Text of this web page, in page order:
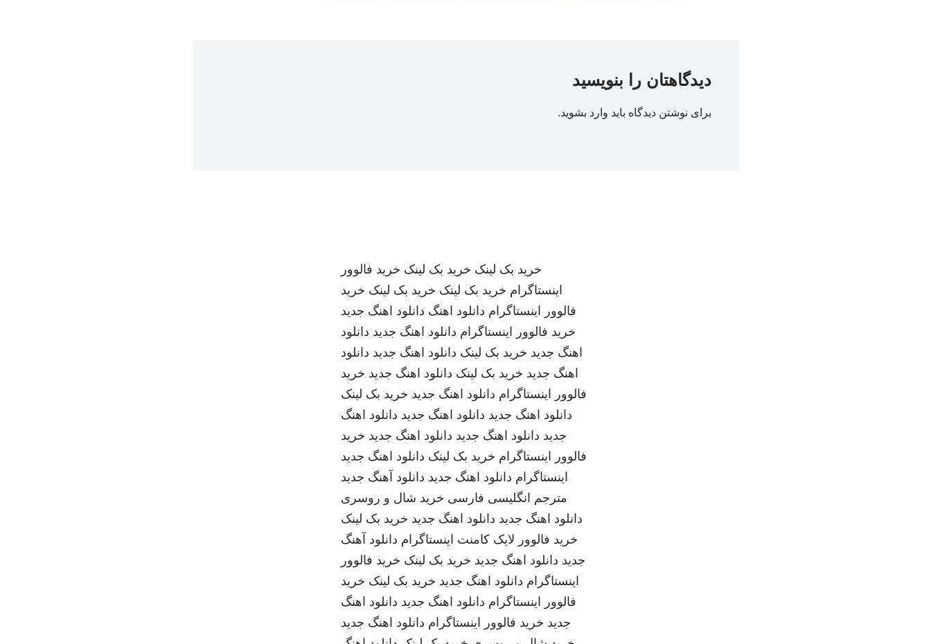
دیدگاهتان را بنویسید
برای نوشتن دیدگاه باید وارد بشوید.
خرید بک لینک خرید بک لینک خرید فالوور
اینستاگرام خرید بک لینک خرید بک لینک خرید
فالوور اینستاگرام دانلود اهنگ دانلود اهنگ جدید
خرید فالوور اینستاگرام دانلود اهنگ جدید دانلود
اهنگ جدید خرید بک لینک دانلود اهنگ جدید دانلود
اهنگ جدید خرید بک لینک دانلود اهنگ جدید خرید
فالوور اینستاگرام دانلود اهنگ جدید خرید بک لینک
دانلود اهنگ جدید دانلود اهنگ جدید دانلود اهنگ
جدید دانلود اهنگ جدید دانلود اهنگ جدید خرید
فالوور اینستاگرام خرید بک لینک دانلود اهنگ جدید
اینستاگرام دانلود اهنگ جدید دانلود آهنگ جدید
مترجم انگلیسی فارسی خرید شال و روسری
دانلود اهنگ جدید دانلود اهنگ جدید خرید بک لینک
خرید فالوور لایک کامنت اینستاگرام دانلود آهنگ
جدید دانلود اهنگ جدید خرید بک لینک خرید فالوور
اینستاگرام دانلود اهنگ جدید خرید بک لینک خرید
فالوور اینستاگرام دانلود اهنگ جدید دانلود اهنگ
جدید خرید فالوور اینستاگرام دانلود اهنگ جدید